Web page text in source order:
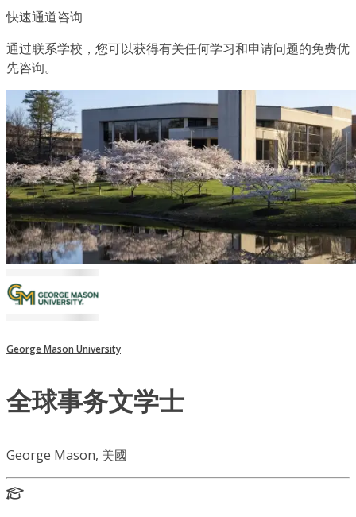
快速通道咨询
通过联系学校，您可以获得有关任何学习和申请问题的免费优
先咨询。
George Mason University
全球事务文学士
George Mason, 美國